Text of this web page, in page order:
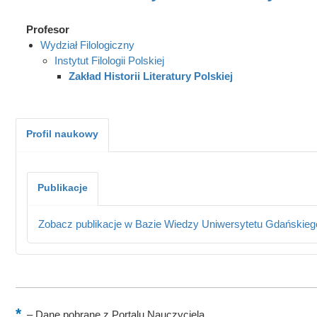
Profesor
Wydział Filologiczny
Instytut Filologii Polskiej
Zakład Historii Literatury Polskiej
Profil naukowy
Publikacje
Zobacz publikacje w Bazie Wiedzy Uniwersytetu
–Dane pobrane z Portalu Nauczyciela